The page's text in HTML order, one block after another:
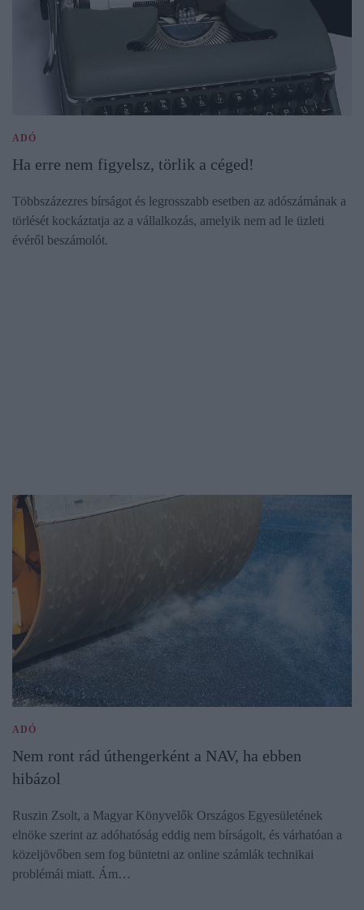
ADÓ
​Ha erre nem figyelsz, törlik a céged!
Többszázezres bírságot és legrosszabb esetben az adószámának a
törlését kockáztatja az a vállalkozás, amelyik nem ad le üzleti
évéről beszámolót.
ADÓ
Nem ront rád úthengerként a NAV, ha ebben
hibázol
Ruszin Zsolt, a Magyar Könyvelők Országos Egyesületének
elnöke szerint az adóhatóság eddig nem bírságolt, és várhatóan a
közeljövőben sem fog büntetni az online számlák technikai
problémái miatt. Ám…